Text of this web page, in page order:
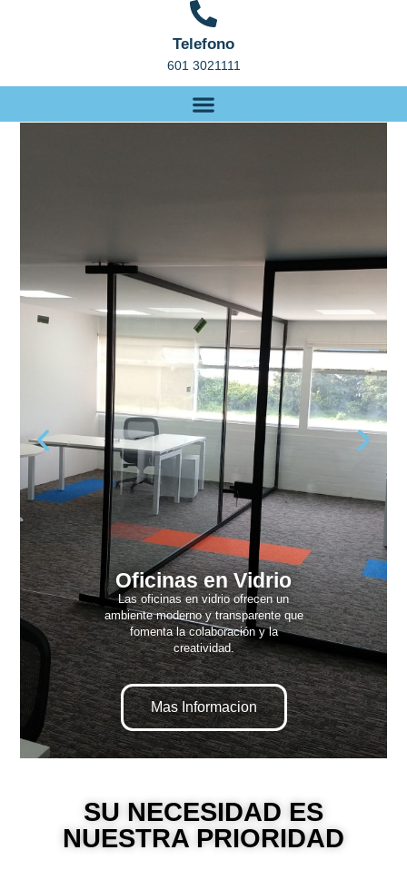
Telefono
601 3021111
Oficinas en Vidrio
Las oficinas en vidrio ofrecen un
ambiente moderno y transparente que
fomenta la colaboración y la
creatividad.
Mas Informacion
SU NECESIDAD ES
NUESTRA PRIORIDAD